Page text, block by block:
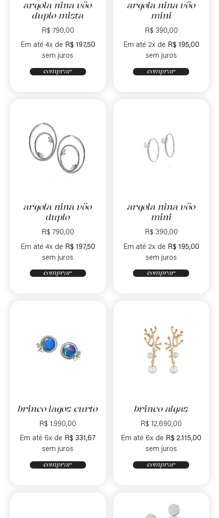
argola nina vôo
duplo mista
R$ 790,00
Em até 4x de R$ 197,50
sem juros
comprar
argola nina vôo
mini
R$ 390,00
Em até 2x de R$ 195,00
sem juros
comprar
argola nina vôo
duplo
R$ 790,00
Em até 4x de R$ 197,50
sem juros
comprar
argola nina vôo
mini
R$ 390,00
Em até 2x de R$ 195,00
sem juros
comprar
brinco lagos curto
R$ 1.990,00
Em até 6x de R$ 331,67
sem juros
comprar
brinco algas
R$ 12.690,00
Em até 6x de R$ 2.115,00
sem juros
comprar